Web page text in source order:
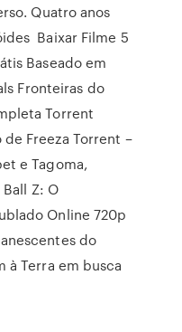
Quatro anos
Baixar Filme 5
Baseado em
Fronteiras do
Torrent
Freeza Torrent –
e Tagoma,
Ball Z: O
Online 720p
do
à Terra em busca